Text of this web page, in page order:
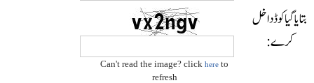
گیا کوڈ داخل
کرے:
Can't read the image? clickhere
refresh